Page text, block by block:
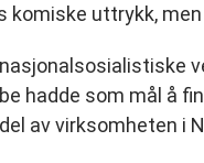
komiske uttrykk,
hadde som mål å
av virksomheten i